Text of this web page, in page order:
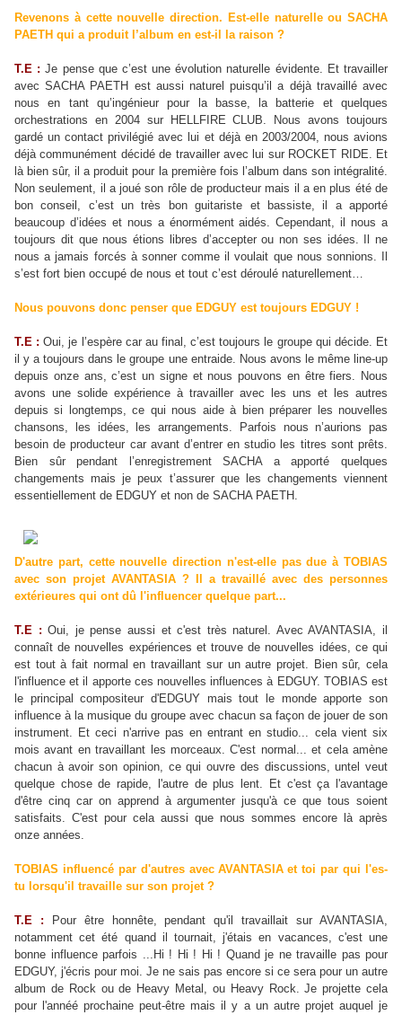
Revenons à cette nouvelle direction. Est-elle naturelle ou SACHA
PAETH qui a produit l’album en est-il la raison ?
T.E : Je pense que c’est une évolution naturelle évidente. Et travailler
avec SACHA PAETH est aussi naturel puisqu’il a déjà travaillé avec
nous en tant qu’ingénieur pour la basse, la batterie et quelques
orchestrations en 2004 sur HELLFIRE CLUB. Nous avons toujours
gardé un contact privilégié avec lui et déjà en 2003/2004, nous avions
déjà communément décidé de travailler avec lui sur ROCKET RIDE. Et
là bien sûr, il a produit pour la première fois l’album dans son intégralité.
Non seulement, il a joué son rôle de producteur mais il a en plus été de
bon conseil, c’est un très bon guitariste et bassiste, il a apporté
beaucoup d’idées et nous a énormément aidés. Cependant, il nous a
toujours dit que nous étions libres d’accepter ou non ses idées. Il ne
nous a jamais forcés à sonner comme il voulait que nous sonnions. Il
s’est fort bien occupé de nous et tout c’est déroulé naturellement…
Nous pouvons donc penser que EDGUY est toujours EDGUY !
T.E : Oui, je l’espère car au final, c’est toujours le groupe qui décide. Et
il y a toujours dans le groupe une entraide. Nous avons le même line-up
depuis onze ans, c’est un signe et nous pouvons en être fiers. Nous
avons une solide expérience à travailler avec les uns et les autres
depuis si longtemps, ce qui nous aide à bien préparer les nouvelles
chansons, les idées, les arrangements. Parfois nous n’aurions pas
besoin de producteur car avant d’entrer en studio les titres sont prêts.
Bien sûr pendant l’enregistrement SACHA a apporté quelques
changements mais je peux t’assurer que les changements viennent
essentiellement de EDGUY et non de SACHA PAETH.
D'autre part, cette nouvelle direction n'est-elle pas due à TOBIAS
avec son projet AVANTASIA ? Il a travaillé avec des personnes
extérieures qui ont dû l'influencer quelque part...
T.E : Oui, je pense aussi et c'est très naturel. Avec AVANTASIA, il
connaît de nouvelles expériences et trouve de nouvelles idées, ce qui
est tout à fait normal en travaillant sur un autre projet. Bien sûr, cela
l'influence et il apporte ces nouvelles influences à EDGUY. TOBIAS est
le principal compositeur d'EDGUY mais tout le monde apporte son
influence à la musique du groupe avec chacun sa façon de jouer de son
instrument. Et ceci n'arrive pas en entrant en studio... cela vient six
mois avant en travaillant les morceaux. C'est normal... et cela amène
chacun à avoir son opinion, ce qui ouvre des discussions, untel veut
quelque chose de rapide, l'autre de plus lent. Et c'est ça l'avantage
d'être cinq car on apprend à argumenter jusqu'à ce que tous soient
satisfaits. C'est pour cela aussi que nous sommes encore là après
onze années.
TOBIAS influencé par d'autres avec AVANTASIA et toi par qui l'es-
tu lorsqu'il travaille sur son projet ?
T.E : Pour être honnête, pendant qu'il travaillait sur AVANTASIA,
notamment cet été quand il tournait, j'étais en vacances, c'est une
bonne influence parfois ...Hi ! Hi ! Hi ! Quand je ne travaille pas pour
EDGUY, j'écris pour moi. Je ne sais pas encore si ce sera pour un autre
album de Rock ou de Heavy Metal, ou Heavy Rock. Je projette cela
pour l'annéé prochaine peut-être mais il y a un autre projet auquel je